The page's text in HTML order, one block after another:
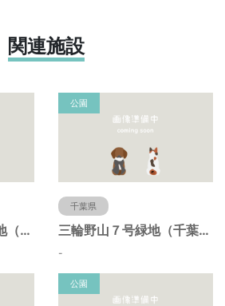
関連施設
三輪野山７－２号緑地（千葉県流山市）
公園
千葉県
三輪野山７号緑地（千葉県流山市）
-
公園